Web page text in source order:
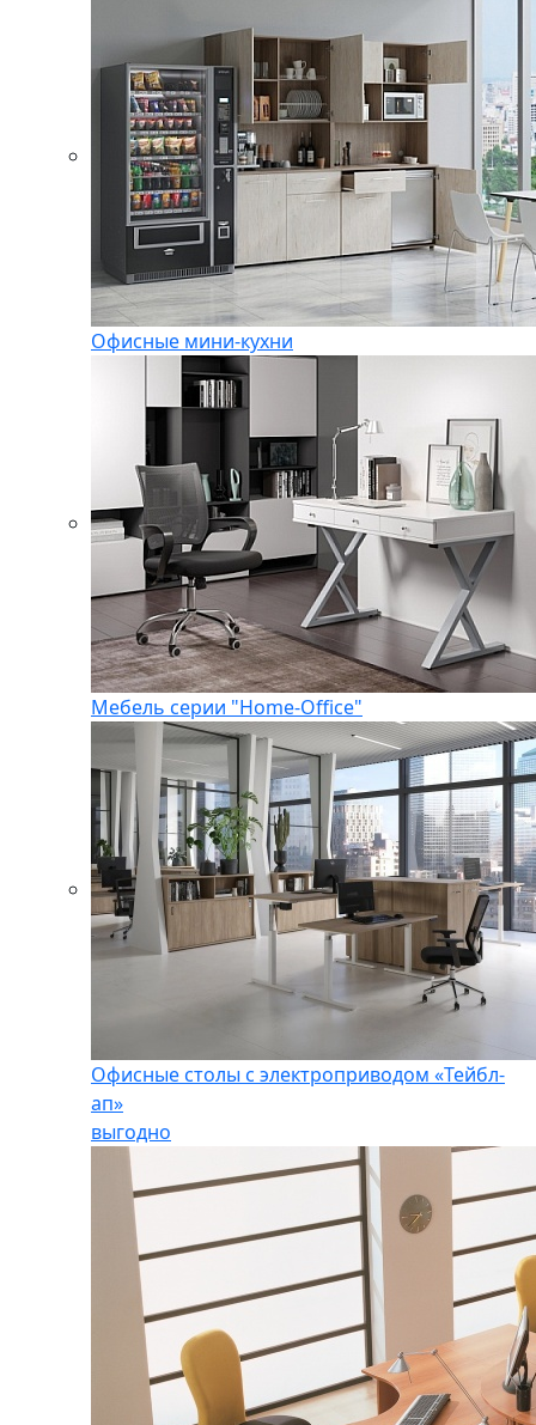
Офисные мини-кухни
Мебель серии "Home-Office"
Офисные столы с электроприводом «Тейбл-
ап»
выгодно